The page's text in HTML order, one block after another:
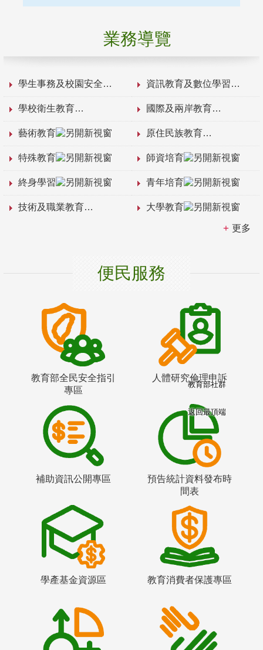
業務導覽
學生事務及校園安全 資訊教育及數位學習
學校衛生教育 國際及兩岸教育
藝術教育 原住民族教育
特殊教育 師資培育
終身學習 青年培育
技術及職業教育 大學教育
更多
便民服務
教育部全民安全指引
專區
人體研究倫理申訴
補助資訊公開專區
預告統計資料發布時
間表
學產基金資源區 教育消費者保護專區
教育部社群
返回最頂端